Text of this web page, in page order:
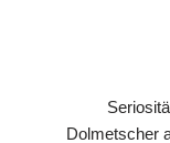
Dolmetscher